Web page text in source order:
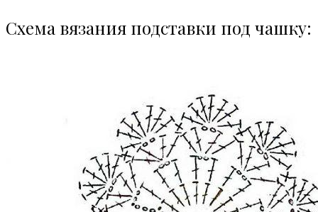
Схема вязания подставки под чашку: